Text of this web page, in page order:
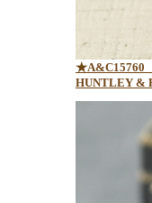
★A&C15760
HUNTLEY &